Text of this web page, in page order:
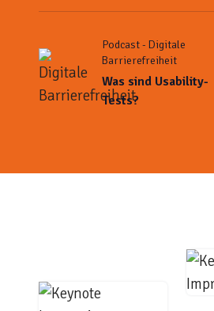
Podcast - Digitale
Barrierefreiheit
Was sind Usability-
Tests?